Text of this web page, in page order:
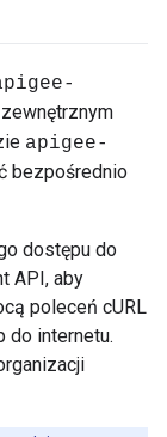
apigee-
bezpośrednio
dostępu do
API, aby
poleceń cURL
do internetu.